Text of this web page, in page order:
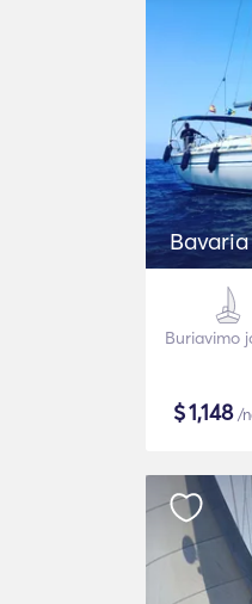
Bavaria
Buriavimo
$1,148/